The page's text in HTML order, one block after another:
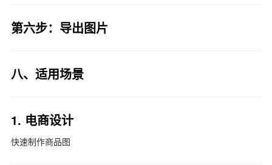
第六步：导出图片
八、适用场景
1. 电商设计
快速制作商品图